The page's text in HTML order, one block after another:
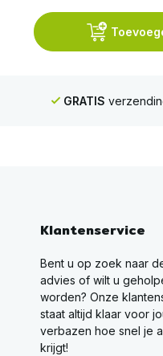
GRATIS
Klantenservice
Bent u op zoek naar
advies of wilt u
worden? Onze
staat altijd klaar voor
verbazen hoe snel je
krijgt!